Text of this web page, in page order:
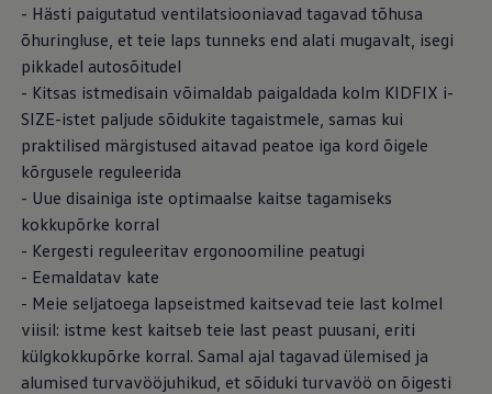
- Hästi paigutatud ventilatsiooniavad tagavad tõhusa
õhuringluse, et teie laps tunneks end alati mugavalt, isegi
pikkadel autosõitudel
- Kitsas istmedisain võimaldab paigaldada kolm KIDFIX i-
SIZE-istet paljude sõidukite tagaistmele, samas kui
praktilised märgistused aitavad peatoe iga kord õigele
kõrgusele reguleerida
- Uue disainiga iste optimaalse kaitse tagamiseks
kokkupõrke korral
- Kergesti reguleeritav ergonoomiline peatugi
- Eemaldatav kate
- Meie seljatoega lapseistmed kaitsevad teie last kolmel
viisil: istme kest kaitseb teie last peast puusani, eriti
külgkokkupõrke korral. Samal ajal tagavad ülemised ja
alumised turvavööjuhikud, et sõiduki turvavöö on õigesti